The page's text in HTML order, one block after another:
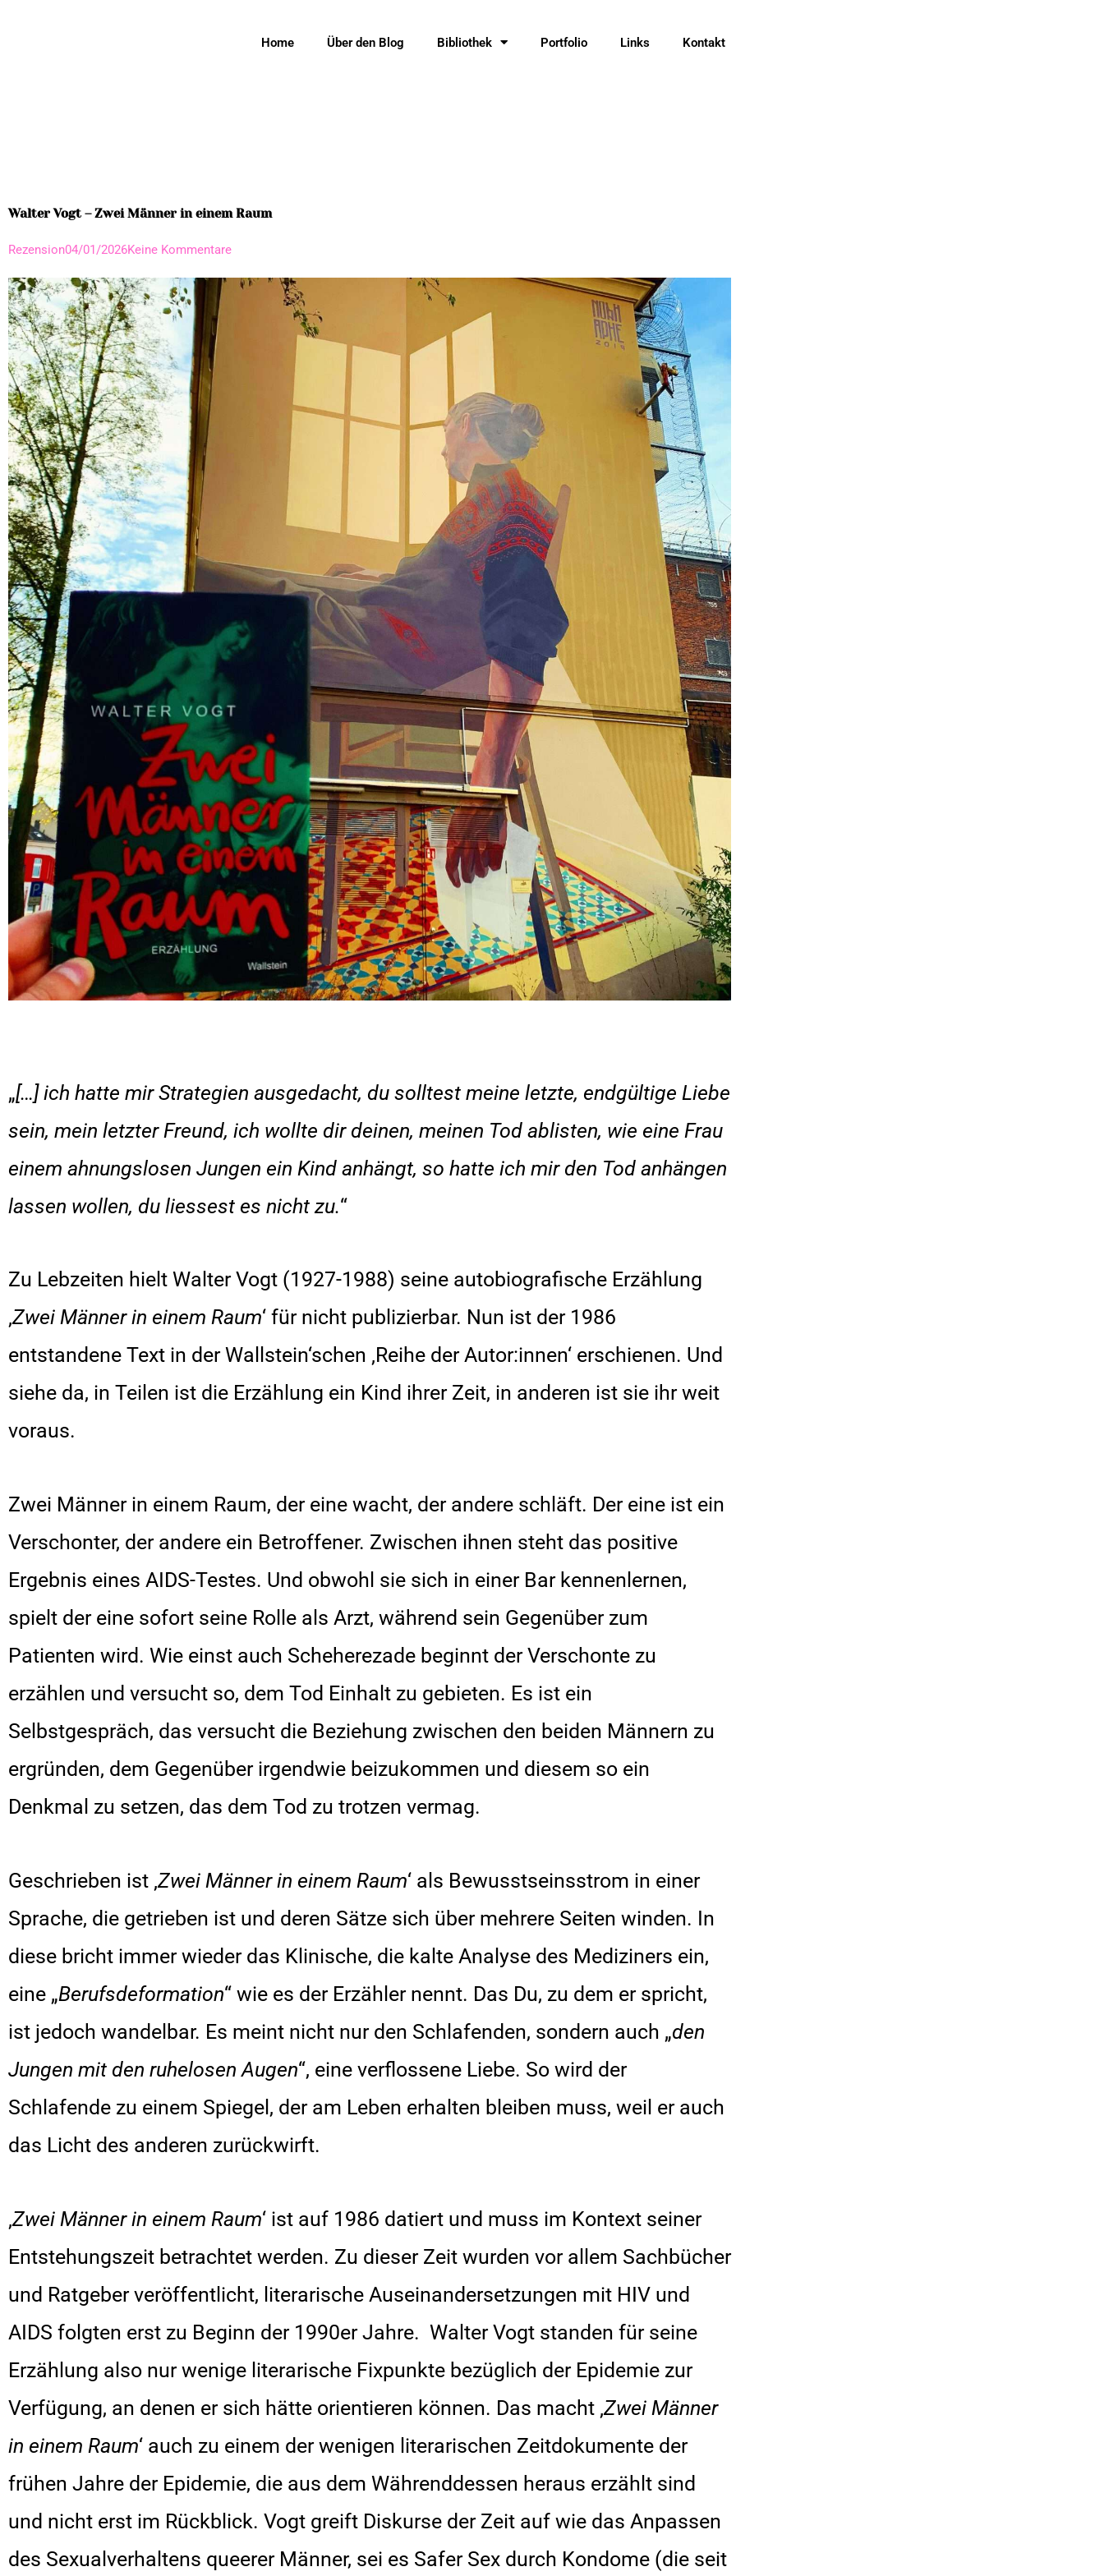
Home Über den Blog Bibliothek Portfolio Links Kontakt
Walter Vogt – Zwei Männer in einem Raum
Rezension04/01/2026Keine Kommentare
„[…] ich hatte mir Strategien ausgedacht, du solltest meine letzte, endgültige Liebe
sein, mein letzter Freund, ich wollte dir deinen, meinen Tod ablisten, wie eine Frau
einem ahnungslosen Jungen ein Kind anhängt, so hatte ich mir den Tod anhängen
lassen wollen, du liessest es nicht zu.“
Zu Lebzeiten hielt Walter Vogt (1927-1988) seine autobiografische Erzählung
‚Zwei Männer in einem Raum‘ für nicht publizierbar. Nun ist der 1986
entstandene Text in der Wallstein‘schen ‚Reihe der Autor:innen‘ erschienen. Und
siehe da, in Teilen ist die Erzählung ein Kind ihrer Zeit, in anderen ist sie ihr weit
voraus.
Zwei Männer in einem Raum, der eine wacht, der andere schläft. Der eine ist ein
Verschonter, der andere ein Betroffener. Zwischen ihnen steht das positive
Ergebnis eines AIDS-Testes. Und obwohl sie sich in einer Bar kennenlernen,
spielt der eine sofort seine Rolle als Arzt, während sein Gegenüber zum
Patienten wird. Wie einst auch Scheherezade beginnt der Verschonte zu
erzählen und versucht so, dem Tod Einhalt zu gebieten. Es ist ein
Selbstgespräch, das versucht die Beziehung zwischen den beiden Männern zu
ergründen, dem Gegenüber irgendwie beizukommen und diesem so ein
Denkmal zu setzen, das dem Tod zu trotzen vermag.
Geschrieben ist ‚Zwei Männer in einem Raum‘ als Bewusstseinsstrom in einer
Sprache, die getrieben ist und deren Sätze sich über mehrere Seiten winden. In
diese bricht immer wieder das Klinische, die kalte Analyse des Mediziners ein,
eine „Berufsdeformation“ wie es der Erzähler nennt. Das Du, zu dem er spricht,
ist jedoch wandelbar. Es meint nicht nur den Schlafenden, sondern auch „den
Jungen mit den ruhelosen Augen“, eine verflossene Liebe. So wird der
Schlafende zu einem Spiegel, der am Leben erhalten bleiben muss, weil er auch
das Licht des anderen zurückwirft.
‚Zwei Männer in einem Raum‘ ist auf 1986 datiert und muss im Kontext seiner
Entstehungszeit betrachtet werden. Zu dieser Zeit wurden vor allem Sachbücher
und Ratgeber veröffentlicht, literarische Auseinandersetzungen mit HIV und
AIDS folgten erst zu Beginn der 1990er Jahre. Walter Vogt standen für seine
Erzählung also nur wenige literarische Fixpunkte bezüglich der Epidemie zur
Verfügung, an denen er sich hätte orientieren können. Das macht ‚Zwei Männer
in einem Raum‘ auch zu einem der wenigen literarischen Zeitdokumente der
frühen Jahre der Epidemie, die aus dem Währenddessen heraus erzählt sind
und nicht erst im Rückblick. Vogt greift Diskurse der Zeit auf wie das Anpassen
des Sexualverhaltens queerer Männer, sei es Safer Sex durch Kondome (die seit